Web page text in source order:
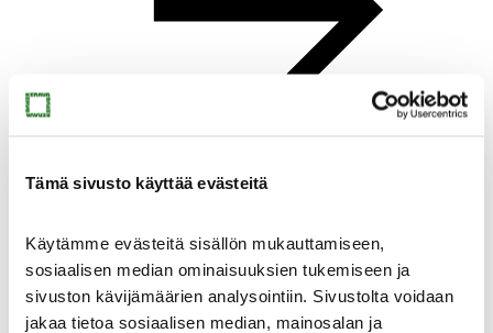
Tämä sivusto käyttää evästeitä
Käytämme evästeitä sisällön mukauttamiseen,
sosiaalisen median ominaisuuksien tukemiseen ja
sivuston kävijämäärien analysointiin. Sivustolta voidaan
jakaa tietoa sosiaalisen median, mainosalan ja
Taidemuseon ystävät